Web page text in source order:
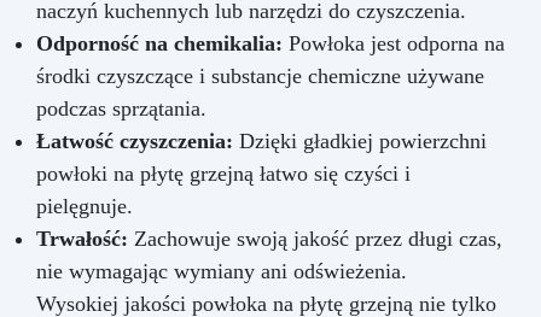
naczyń kuchennych lub narzędzi do czyszczenia.
Odporność na chemikalia: Powłoka jest odporna na
środki czyszczące i substancje chemiczne używane
podczas sprzątania.
Łatwość czyszczenia: Dzięki gładkiej powierzchni
powłoki na płytę grzejną łatwo się czyści i
pielęgnuje.
Trwałość: Zachowuje swoją jakość przez długi czas,
nie wymagając wymiany ani odświeżenia.
Wysokiej jakości powłoka na płytę grzejną nie tylko